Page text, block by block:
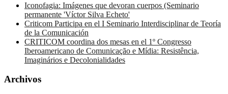
Iconofagia: Imágenes que devoran cuerpos (Seminario
permanente 'Víctor Silva Echeto'
Criticom Participa en el I Seminario Interdisciplinar de Teoría
de la Comunicación
CRITICOM coordina dos mesas en el 1º Congresso
Iberoamericano de Comunicação e Mídia: Resistência,
Imaginários e Decolonialidades
Archivos